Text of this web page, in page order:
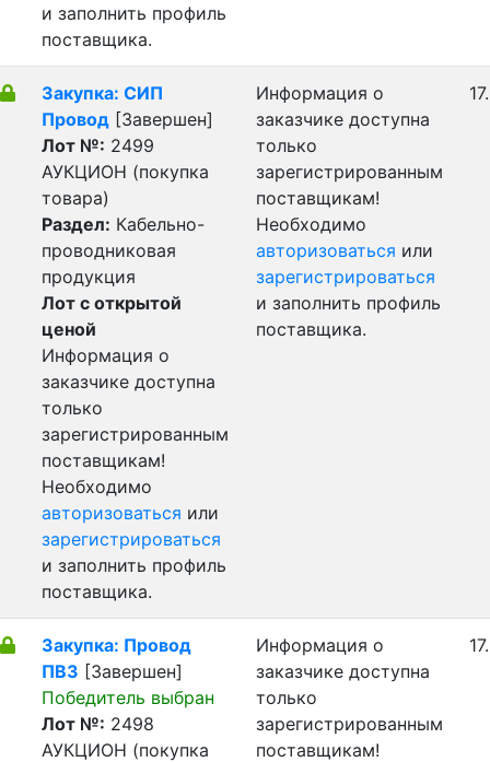
и заполнить профиль
поставщика.
Закупка: СИП
Провод [Завершен]
Лот №: 2499
АУКЦИОН (покупка
товара)
Раздел: Кабельно-
проводниковая
продукция
Лот с открытой
ценой
Информация о
заказчике доступна
только
зарегистрированным
поставщикам!
Необходимо
авторизоваться или
зарегистрироваться
и заполнить профиль
поставщика.
Информация о
заказчике доступна
только
зарегистрированным
поставщикам!
Необходимо
авторизоваться или
зарегистрироваться
и заполнить профиль
поставщика.
Закупка: Провод
ПВ3 [Завершен]
Победитель выбран
Лот №: 2498
АУКЦИОН (покупка
Информация о
заказчике доступна
только
зарегистрированным
поставщикам!